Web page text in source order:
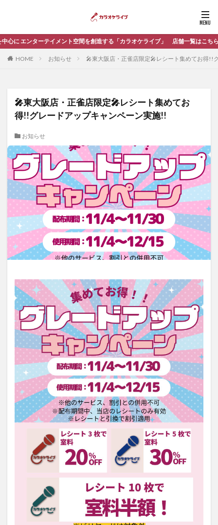
エンターテイメント空間を創造する「カラオケライブ」 店舗一覧はこちら
HOME お知らせ 🎤東大阪店・正雀店限定🎤レシート集めてお得!!
🎤東大阪店・正雀店限定🎤レシート集めてお
得!!グレードアップキャンペーン実施!!
お知らせ